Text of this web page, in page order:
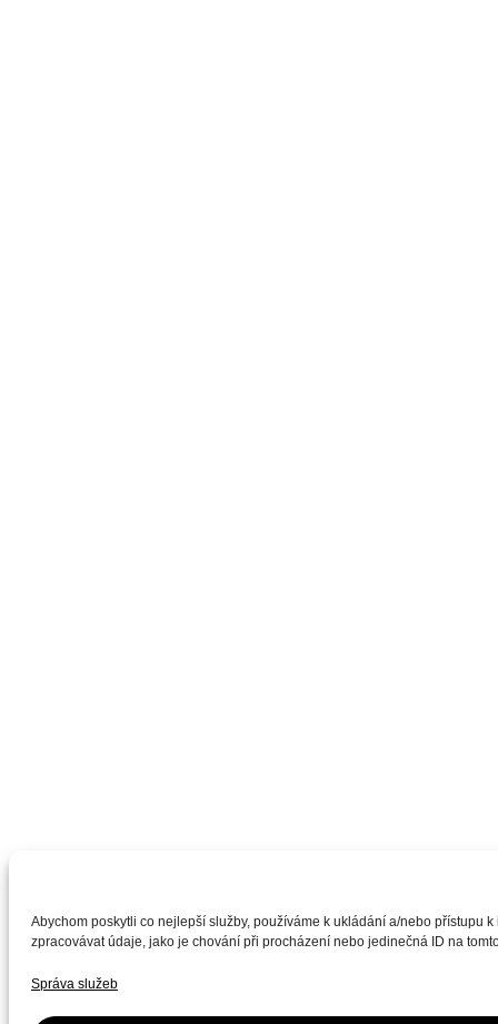
Abychom poskytli co nejlepší služby, používáme k ukládání a/nebo přístupu
zpracovávat údaje, jako je chování při procházení nebo jedinečná ID na
Správa služeb